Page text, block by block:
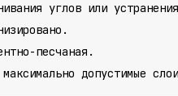
углов или
песчаная.
допустимые